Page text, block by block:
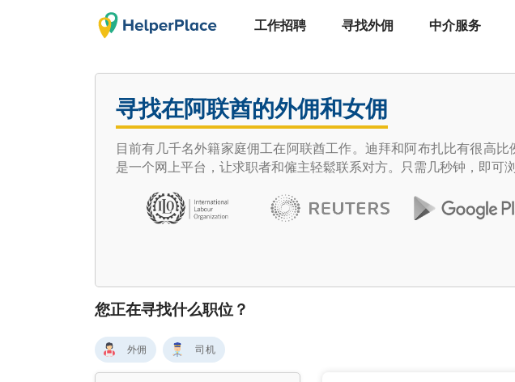
工作招聘 寻找外佣 中介服务
寻找在阿联酋的外佣和女佣
目前有几千名外籍家庭佣工在阿联酋工作。迪拜和阿布扎比有很高
是一个网上平台，让求职者和僱主轻鬆联系对方。只需几秒钟，即可
您正在寻找什么职位？
外佣 司机